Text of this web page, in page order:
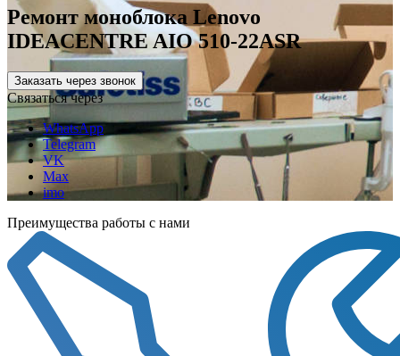
Ремонт моноблока Lenovo
IDEACENTRE AIO 510-22ASR
Заказать через звонок
Связаться через
WhatsApp
Telegram
VK
Max
imo
Преимущества работы с нами